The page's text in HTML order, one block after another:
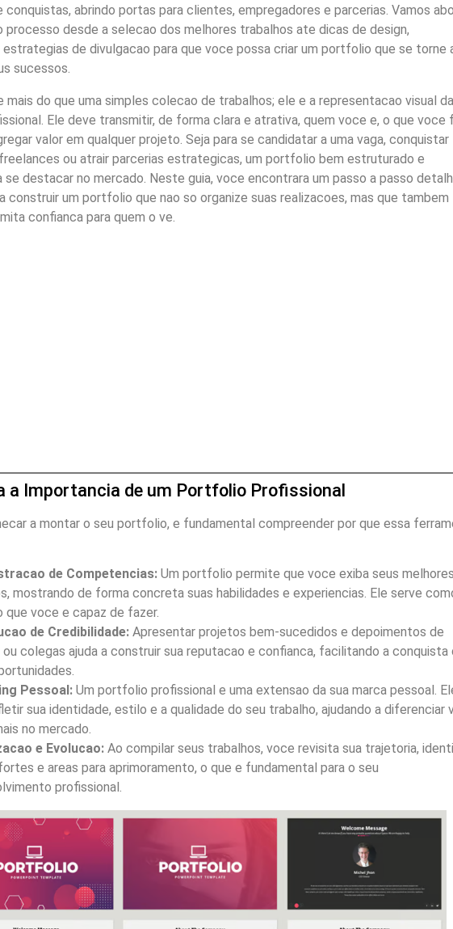
conquistas, abrindo portas para clientes, empregadores e parcerias. Vamos
processo desde a selecao dos melhores trabalhos ate dicas de design,
estrategias de divulgacao para que voce possa criar um portfolio que se torne
sucessos.
do que uma simples colecao de trabalhos; ele e a representacao visual
Ele deve transmitir, de forma clara e atrativa, quem voce e, o que voce
valor em qualquer projeto. Seja para se candidatar a uma vaga, conquistar
ou atrair parcerias estrategicas, um portfolio bem estruturado e
se destacar no mercado. Neste guia, voce encontrara um passo a passo
construir um portfolio que nao so organize suas realizacoes, mas que tambem
confianca para quem o ve.
a Importancia de um Portfolio Profissional
a montar o seu portfolio, e fundamental compreender por que essa
de Competencias:Um portfolio permite que voce exiba seus
mostrando de forma concreta suas habilidades e experiencias. Ele serve
que voce e capaz de fazer.
de Credibilidade:Apresentar projetos bem-sucedidos e depoimentos de
colegas ajuda a construir sua reputacao e confianca, facilitando a conquista
Pessoal:Um portfolio profissional e uma extensao da sua marca pessoal.
sua identidade, estilo e a qualidade do seu trabalho, ajudando a diferenciar
no mercado.
e Evolucao:Ao compilar seus trabalhos, voce revisita sua trajetoria,
e areas para aprimoramento, o que e fundamental para o seu
profissional.